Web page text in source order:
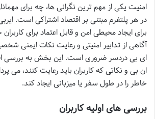
امنیت یکی از مهم ترین نگرانی ها، چه برای
در هر پلتفرم مبتنی بر اقتصاد اشتراکی است.
برای ایجاد محیطی امن و قابل اعتماد برای
آگاهی از تدابیر امنیتی و رعایت نکات ایمنی
ای بی دردسر ضروری است. این بخش به بررسی
ان بی و نکاتی که کاربران باید رعایت کنند، می
خاطر را در طول سفر یا میزبانی ایجاد کند.
بررسی های اولیه کاربران